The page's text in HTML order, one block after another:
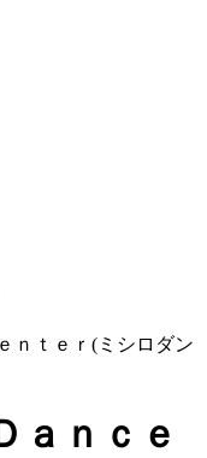
ｎｔｅｒ(ミシロダン
ａｎｃｅ